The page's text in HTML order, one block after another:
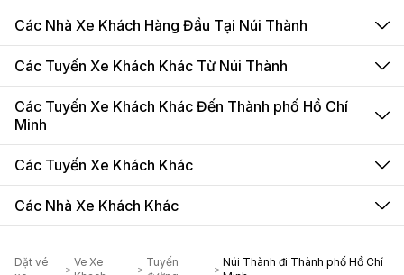
Các Nhà Xe Khách Hàng Đầu Tại Núi Thành
Các Tuyến Xe Khách Khác Từ Núi Thành
Các Tuyến Xe Khách Khác Đến Thành phố Hồ Chí
Minh
Các Tuyến Xe Khách Khác
Các Nhà Xe Khách Khác
Dặt vé
Ve Xe
Tuyến
Núi Thành đi Thành phố Hồ Chí